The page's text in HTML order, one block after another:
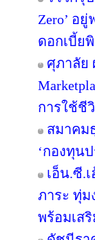
Zero’ อ
ดอกเบี้ย
ศุภาลัย
การใช้ชี
สมาคม
‘กองทุน
เอ็น.ซี.
ภาระ ทุ่ม
พร้อมเส